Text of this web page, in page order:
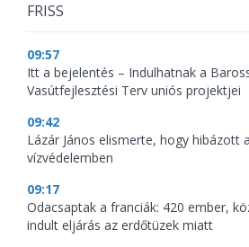
FRISS
09:57
Itt a bejelentés – Indulhatnak a
Vasútfejlesztési Terv uniós projektjei
09:42
Lázár János elismerte, hogy hibázott
vízvédelemben
09:17
Odacsaptak a franciák: 420 ember,
indult eljárás az erdőtüzek miatt